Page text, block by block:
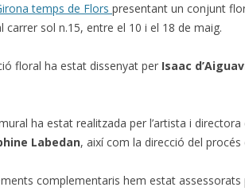
temps de Flors presentant un conjunt
carrer sol n.15, entre el 10 i el 18 de maig.
floral ha estat dissenyat per Isaac
ha estat realitzada per l’artista i directora
Labedan, així com la direcció del
complementaris hem estat